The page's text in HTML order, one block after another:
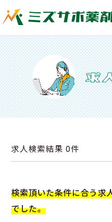
求人検索結果0件
検索頂いた条件に合う求
でした。